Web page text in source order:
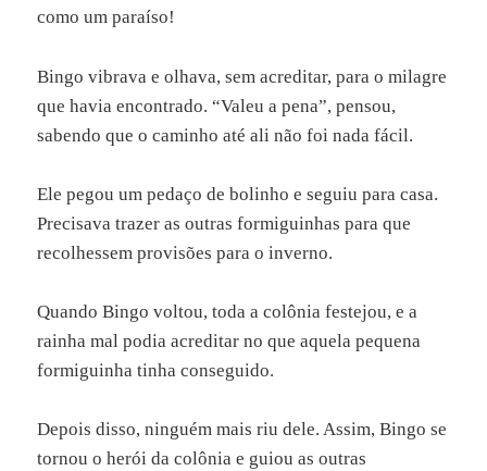
como um paraíso!
Bingo vibrava e olhava, sem acreditar, para o milagre
que havia encontrado. “Valeu a pena”, pensou,
sabendo que o caminho até ali não foi nada fácil.
Ele pegou um pedaço de bolinho e seguiu para casa.
Precisava trazer as outras formiguinhas para que
recolhessem provisões para o inverno.
Quando Bingo voltou, toda a colônia festejou, e a
rainha mal podia acreditar no que aquela pequena
formiguinha tinha conseguido.
Depois disso, ninguém mais riu dele. Assim, Bingo se
tornou o herói da colônia e guiou as outras